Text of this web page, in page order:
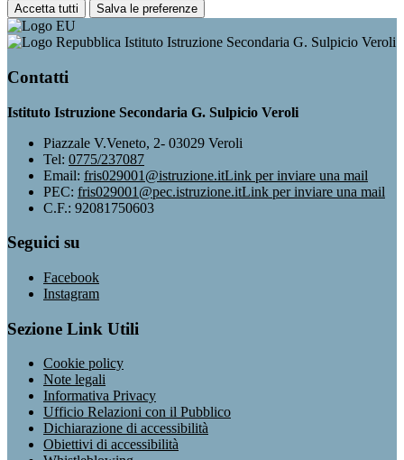
Accetta tutti Salva le preferenze
Istituto Istruzione Secondaria G. Sulpicio Veroli
Contatti
Istituto Istruzione Secondaria G. Sulpicio Veroli
Piazzale V.Veneto, 2- 03029 Veroli
Tel: 0775/237087
Email: fris029001@istruzione.itLink per inviare una mail
PEC: fris029001@pec.istruzione.itLink per inviare una mail
C.F.: 92081750603
Seguici su
Facebook
Instagram
Sezione Link Utili
Cookie policy
Note legali
Informativa Privacy
Ufficio Relazioni con il Pubblico
Dichiarazione di accessibilità
Obiettivi di accessibilità